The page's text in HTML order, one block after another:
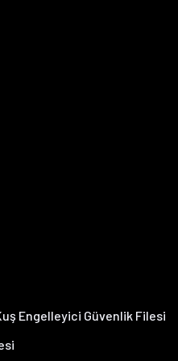
Engelleyici Güvenlik Filesi